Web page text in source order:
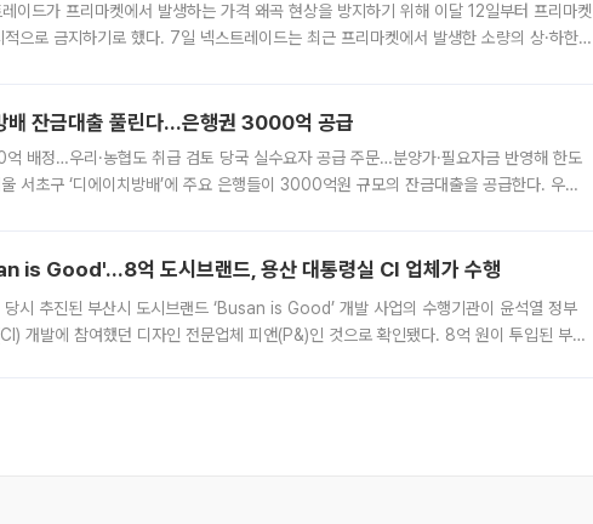
이드가 프리마켓에서 발생하는 가격 왜곡 현상을 방지하기 위해 이달 12일부터 프리마켓
적으로 금지하기로 했다. 7일 넥스트레이드는 최근 프리마켓에서 발생한 소량의 상·하한
배 잔금대출 풀린다…은행권 3000억 공급
억 배정…우리·농협도 취급 검토 당국 실수요자 공급 주문…분양가·필요자금 반영해 한도
서초구 ‘디에이치방배’에 주요 은행들이 3000억원 규모의 잔금대출을 공급한다. 우리
is Good'…8억 도시브랜드, 용산 대통령실 CI 업체가 수행
당시 추진된 부산시 도시브랜드 ‘Busan is Good’ 개발 사업의 수행기관이 윤석열 정부
개발에 참여했던 디자인 전문업체 피앤(P&)인 것으로 확인됐다. 8억 원이 투입된 부산